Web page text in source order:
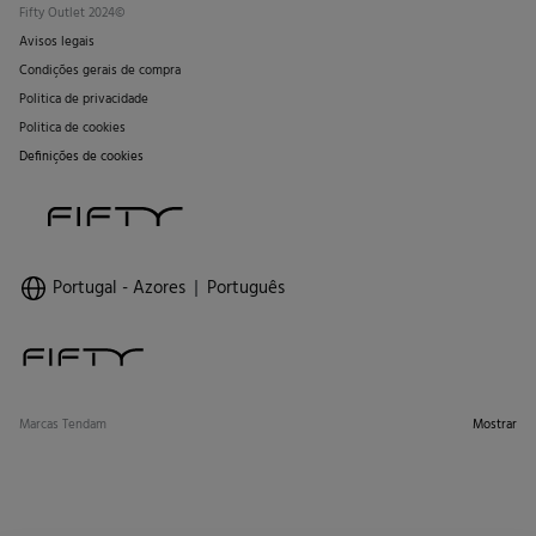
Fifty Outlet 2024©
Avisos legais
Condições gerais de compra
Politica de privacidade
Politica de cookies
Definições de cookies
Portugal - Azores Português
Marcas Tendam Mostrar